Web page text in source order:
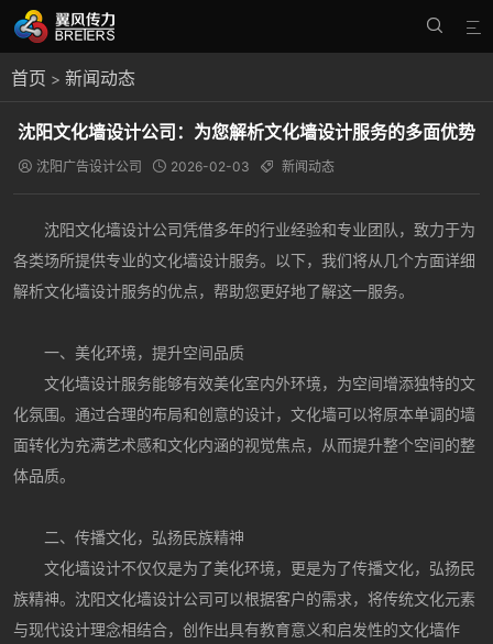


首页 > 新闻动态
沈阳文化墙设计公司：为您解析文化墙设计服务的多面优势
 沈阳广告设计公司  2026-02-03  新闻动态
沈阳文化墙设计公司凭借多年的行业经验和专业团队，致力于为
各类场所提供专业的文化墙设计服务。以下，我们将从几个方面详细
解析文化墙设计服务的优点，帮助您更好地了解这一服务。
一、美化环境，提升空间品质
文化墙设计服务能够有效美化室内外环境，为空间增添独特的文
化氛围。通过合理的布局和创意的设计，文化墙可以将原本单调的墙
面转化为充满艺术感和文化内涵的视觉焦点，从而提升整个空间的整
体品质。
二、传播文化，弘扬民族精神
文化墙设计不仅仅是为了美化环境，更是为了传播文化，弘扬民
族精神。沈阳文化墙设计公司可以根据客户的需求，将传统文化元素
与现代设计理念相结合，创作出具有教育意义和启发性的文化墙作